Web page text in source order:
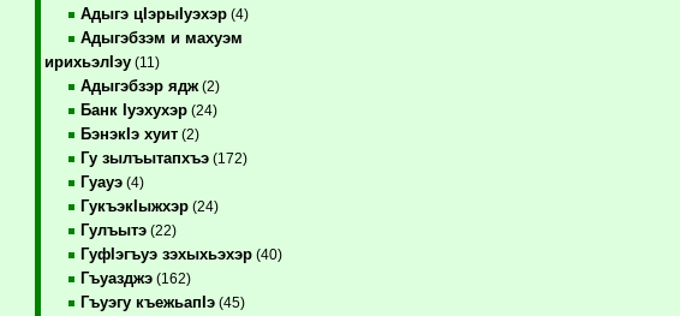
Адыгэ цIэрыIуэхэр(4)
Адыгэбзэм и махуэм
ирихьэлIэу(11)
Адыгэбзэр ядж(2)
Банк Iуэхухэр(24)
БэнэкIэ хуит(2)
Гу зылъытапхъэ(172)
Гуауэ(4)
ГукъэкIыжхэр(24)
Гулъытэ(22)
ГуфIэгъуэ зэхыхьэхэр(40)
Гъуазджэ(162)
Гъуэгу къежьапIэ(45)